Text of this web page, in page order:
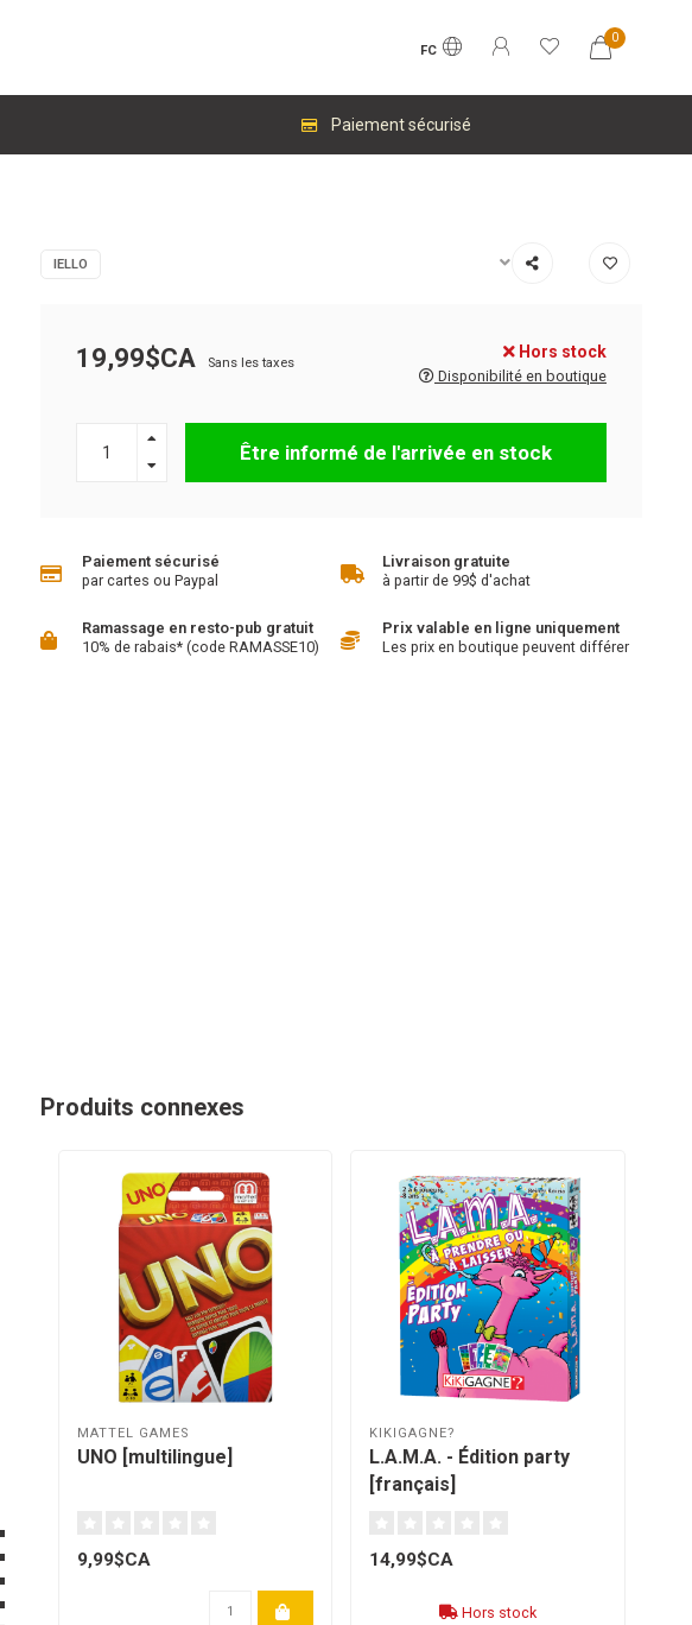
FC
0
Paiement sécurisé
IELLO
19,99$CA Sans les taxes
Hors stock
Disponibilité en boutique
Être informé de l'arrivée en stock
Paiement sécurisé
par cartes ou Paypal
Livraison gratuite
à partir de 99$ d'achat
Ramassage en resto-pub gratuit
10% de rabais* (code RAMASSE10)
Prix valable en ligne uniquement
Les prix en boutique peuvent différer
Produits connexes
MATTEL GAMES
UNO [multilingue]
9,99$CA
KIKIGAGNE?
L.A.M.A. - Édition party
[français]
14,99$CA
Hors stock